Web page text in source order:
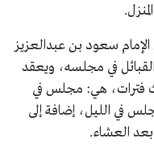
سعود بن عبدالعزيز
في مجلسه، ويعقد
فترات، هي: مجلس في
في الليل، إضافة إلى
العشاء.